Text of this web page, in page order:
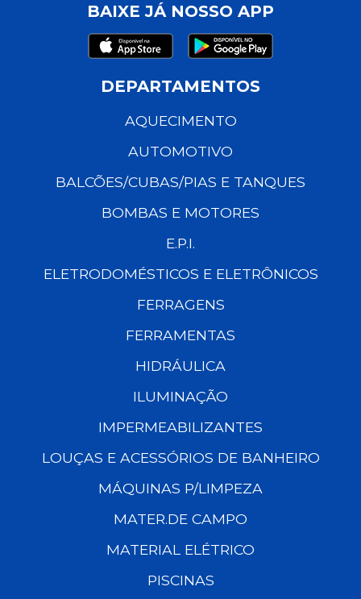
BAIXE JÁ NOSSO APP
DEPARTAMENTOS
AQUECIMENTO
AUTOMOTIVO
BALCÕES/CUBAS/PIAS E TANQUES
BOMBAS E MOTORES
E.P.I.
ELETRODOMÉSTICOS E ELETRÔNICOS
FERRAGENS
FERRAMENTAS
HIDRÁULICA
ILUMINAÇÃO
IMPERMEABILIZANTES
LOUÇAS E ACESSÓRIOS DE BANHEIRO
MÁQUINAS P/LIMPEZA
MATER.DE CAMPO
MATERIAL ELÉTRICO
PISCINAS